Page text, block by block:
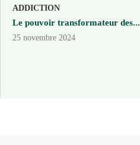
ADDICTION
Le pouvoir transformateur des...
25 novembre 2024